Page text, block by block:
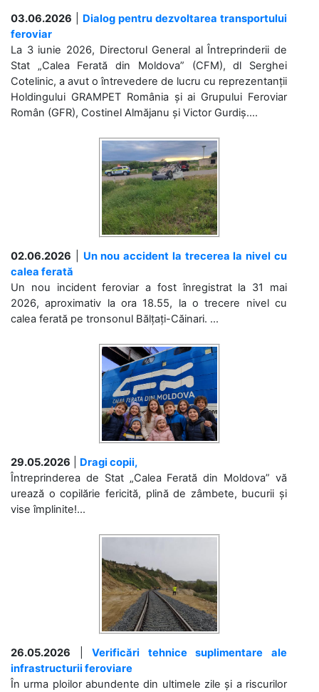
03.06.2026
Dialog pentru dezvoltarea transportului
feroviar
La 3 iunie 2026, Directorul General al Întreprinderii de
Stat „Calea Ferată din Moldova” (CFM), dl Serghei
Cotelinic, a avut o întrevedere de lucru cu reprezentanții
Holdingului GRAMPET România și ai Grupului Feroviar
Român (GFR), Costinel Almăjanu și Victor Gurdiș....
02.06.2026
Un nou accident la trecerea la nivel cu
calea ferată
Un nou incident feroviar a fost înregistrat la 31 mai
2026, aproximativ la ora 18.55, la o trecere nivel cu
calea ferată pe tronsonul Bălțați-Căinari. ...
29.05.2026
Dragi copii,
Întreprinderea de Stat „Calea Ferată din Moldova” vă
urează o copilărie fericită, plină de zâmbete, bucurii și
vise împlinite!...
26.05.2026 |Verificări tehnice suplimentare ale
infrastructurii feroviare
În urma ploilor abundente din ultimele zile și a riscurilor